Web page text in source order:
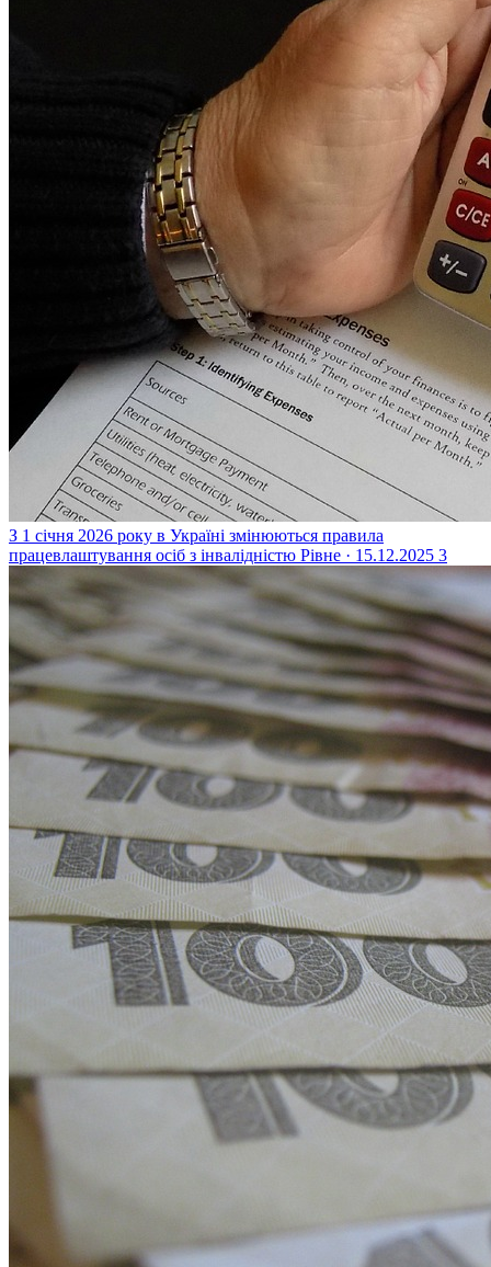
З 1 січня 2026 року в Україні змінюються правила
працевлаштування осіб з інвалідністю Рівне · 15.12.2025 3